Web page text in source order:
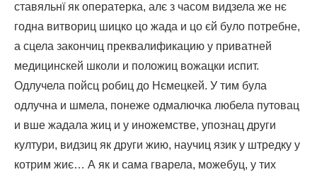
ставяльнї як оператерка, алє з часом видзела же нє
годна витвориц шицко цо жада и цо єй було потребне,
а сцела закончиц преквалификацию у приватней
медицинскей школи и положиц вожацки испит.
Одлучела пойсц робиц до Нємецкей. У тим була
одлучна и шмела, понеже одмалючка любела путовац
и вше жадала жиц и у иножемстве, упознац други
култури, видзиц як други жию, научиц язик у штредку у
котрим жиє… А як и сама гварела, можебуц, у тих